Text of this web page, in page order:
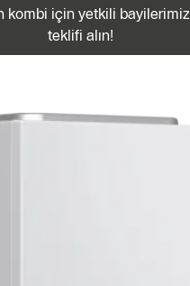
kombi için yetkili
teklifi alın!